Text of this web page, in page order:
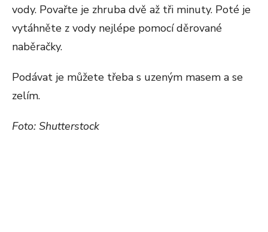
vody. Povařte je zhruba dvě až tři minuty. Poté je
vytáhněte z vody nejlépe pomocí děrované
naběračky.
Podávat je můžete třeba s uzeným masem a se
zelím.
Foto: Shutterstock